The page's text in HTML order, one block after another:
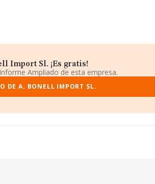
Import Sl. ¡Es gratis!
Ampliado de esta empresa.
DE A. BONELL IMPORT SL.